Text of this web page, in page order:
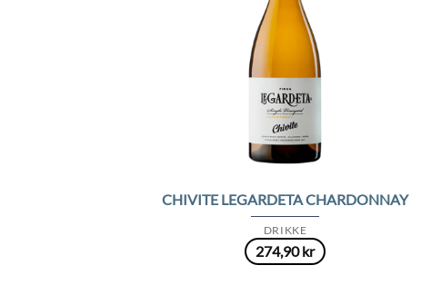
DRIKKE
CHIVITE LEGARDETA CHARDONNAY
274,90kr